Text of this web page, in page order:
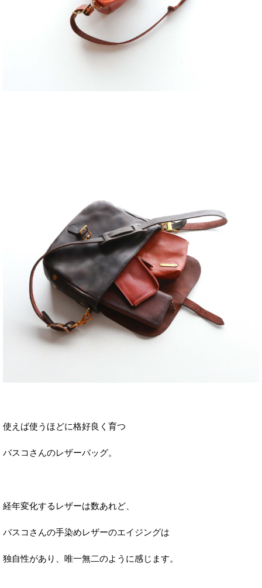
使えば使うほどに格好良く育つ
バスコさんのレザーバッグ。
経年変化するレザーは数あれど、
バスコさんの手染めレザーのエイジングは
独自性があり、唯一無二のように感じます。